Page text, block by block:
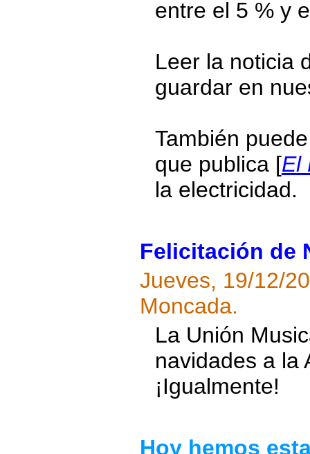
entre el 5 % y
Leer la noticia
guardar en
También
que publica [El
la electricidad.
Felicitación de
Jueves, 19/12/
Moncada.
La Unión
navidades a la
¡Igualmente!
Hoy hemos